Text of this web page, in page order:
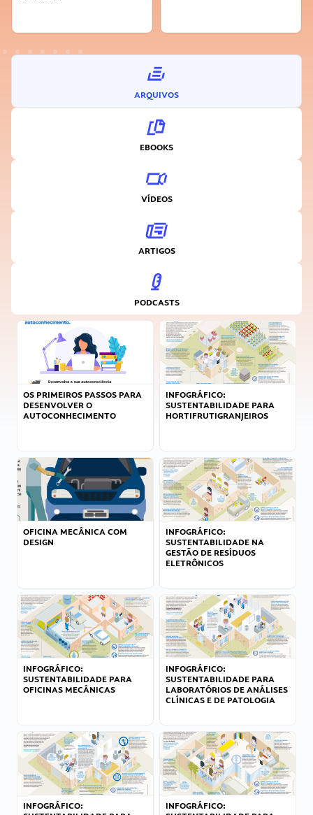
ARQUIVOS
EBOOKS
VÍDEOS
ARTIGOS
PODCASTS
OS PRIMEIROS PASSOS PARA
DESENVOLVER O
AUTOCONHECIMENTO
INFOGRÁFICO:
SUSTENTABILIDADE PARA
HORTIFRUTIGRANJEIROS
OFICINA MECÂNICA COM
DESIGN
INFOGRÁFICO:
SUSTENTABILIDADE NA
GESTÃO DE RESÍDUOS
ELETRÔNICOS
INFOGRÁFICO:
SUSTENTABILIDADE PARA
OFICINAS MECÂNICAS
INFOGRÁFICO:
SUSTENTABILIDADE PARA
LABORATÓRIOS DE ANÁLISES
CLÍNICAS E DE PATOLOGIA
INFOGRÁFICO:
INFOGRÁFICO: